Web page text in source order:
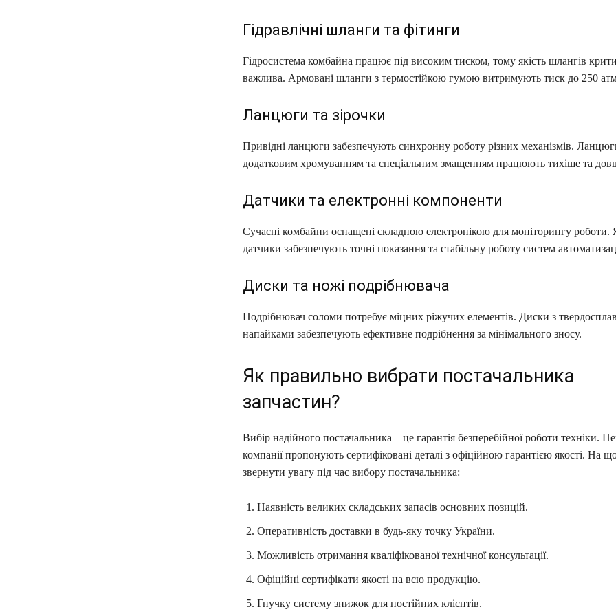
Гідравлічні шланги та фітинги
Гідросистема комбайна працює під високим тиском, тому якість шлангів
важлива. Армовані шланги з термостійкою гумою витримують тиск до 250
Ланцюги та зірочки
Привідні ланцюги забезпечують синхронну роботу різних механізмів.
додатковим хромуванням та спеціальним змащенням працюють тихіше та
Датчики та електронні компоненти
Сучасні комбайни оснащені складною електронікою для моніторингу роботи.
датчики забезпечують точні показання та стабільну роботу систем
Диски та ножі подрібнювача
Подрібнювач соломи потребує міцних ріжучих елементів. Диски з
напайками забезпечують ефективне подрібнення за мінімального зносу.
Як правильно вибрати постачальника
запчастин?
Вибір надійного постачальника – це гарантія безперебійної роботи техніки.
компанії пропонують сертифіковані деталі з офіційною гарантією якості. На
звернути увагу під час вибору постачальника:
Наявність великих складських запасів основних позицій.
Оперативність доставки в будь-яку точку України.
Можливість отримання кваліфікованої технічної консультації.
Офіційні сертифікати якості на всю продукцію.
Гнучку систему знижок для постійних клієнтів.